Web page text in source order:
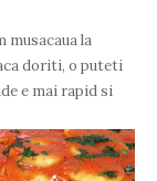
musacaua la
doriti, o puteti
e mai rapid si